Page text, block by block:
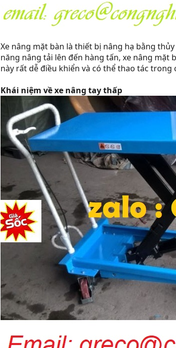
Xe nâng mặt bàn là thiết bị nâng hạ bằng
năng nâng tải lên đến hàng tấn, xe nâng mặt
này rất dễ điều khiển và có thể thao tác trong
Khái niệm về xe nâng tay thấp